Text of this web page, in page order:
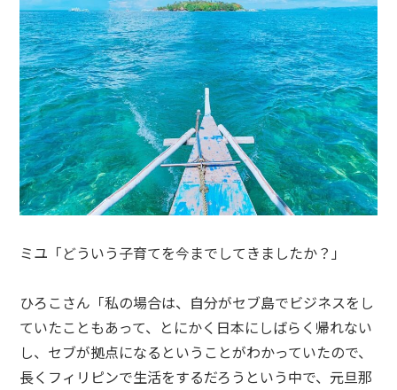
ミユ「どういう子育てを今までしてきましたか？」
ひろこさん「私の場合は、自分がセブ島でビジネスをし
ていたこともあって、とにかく日本にしばらく帰れない
し、セブが拠点になるということがわかっていたので、
長くフィリピンで生活をするだろうという中で、元旦那